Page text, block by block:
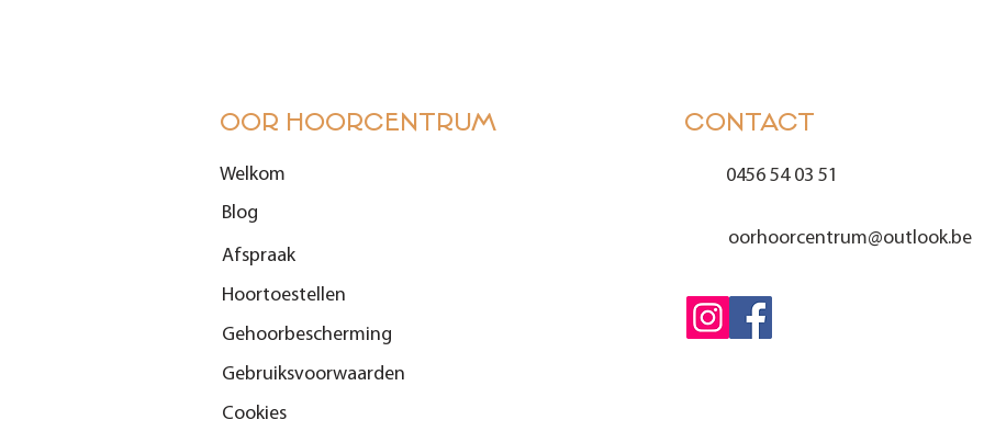
OOR HOORCENTRUM
Welkom
Blog
Afspraak
Hoortoestellen
Gehoorbescherming
CONTACT
0456 54 03 51
oorhoorcentrum@outlook.be
Gebruiksvoorwaarden
Cookies